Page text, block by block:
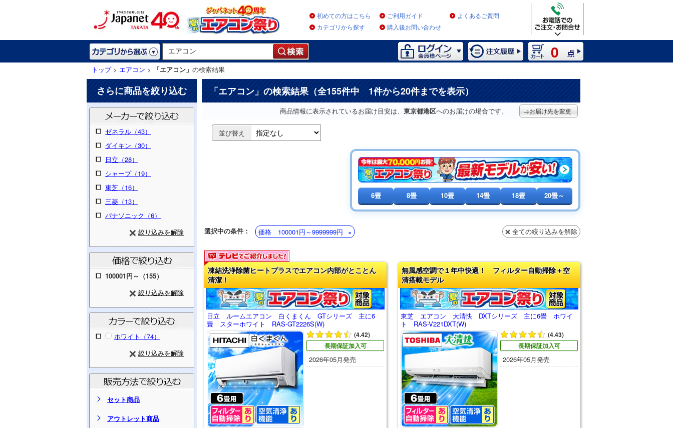
初めての方はこちら ご利用ガイド
よくあるご質問
カテゴリから探す
購入後お問い合わせ
0
トップ> エアコン > 「エアコン」 の検索結果
さらに商品を絞り込む
ゼネラル（43）
ダイキン（30）
日立（28）
シャープ（19）
東芝（16）
三菱（13）
パナソニック（6）
絞り込みを解除
100001円～（155）
絞り込みを解除
ホワイト（74）
絞り込みを解除
セット商品
アウトレット商品
「エアコン 」の検索結果（全155件中 1件から20件までを表示）
商品情報に表示されているお届け目安は、 東京都港区へのお届けの場合です。 →お届け先を変更
並び替え
6畳 8畳 10畳 14畳 18畳 20畳～
選択中の条件： 価格 100001円～9999999円 全ての絞り込みを解除
凍結洗浄除菌ヒートプラスでエアコン内部がとことん
清潔！
日立 ルームエアコン 白くまくん GTシリーズ 主に6
畳 スターホワイト RAS-GT2226S(W)
(4.42)
長期保証加入可
2026年05月発売
無風感空調で１年中快適！ フィルター自動掃除＋空
清搭載モデル
東芝 エアコン 大清快 DXTシリーズ 主に6畳 ホワイ
ト RAS-V221DXT(W)
(4.43)
長期保証加入可
2026年05月発売